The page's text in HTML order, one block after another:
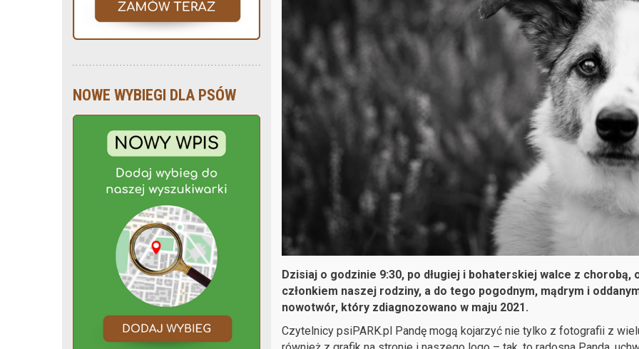
NOWE WYBIEGI DLA PSÓW
Dzisiaj o godzinie 9:30, po długiej i bohaterskiej walce z chorobą,
członkiem naszej rodziny, a do tego pogodnym, mądrym i
nowotwór, który zdiagnozowano w maju 2021.
Czytelnicy psiPARK.pl Pandę mogą kojarzyć nie tylko z fotografii z